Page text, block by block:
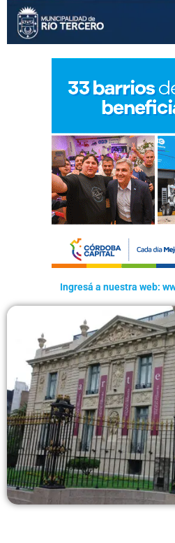
Ingresá a nuestra web: